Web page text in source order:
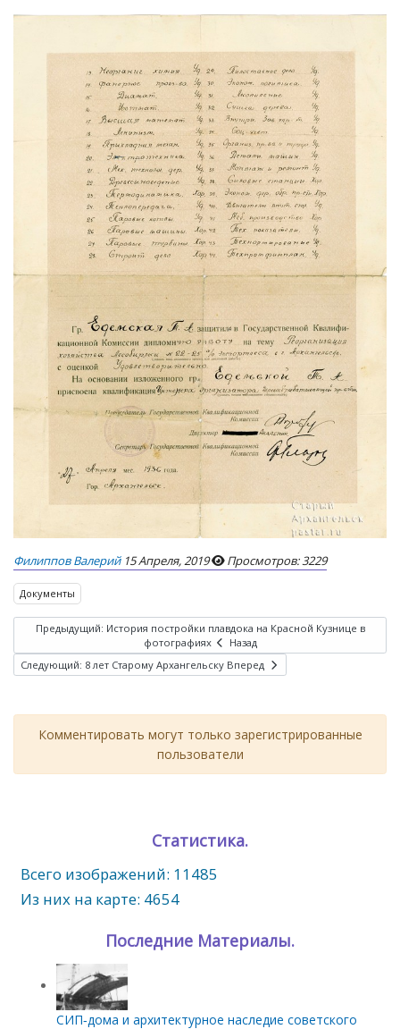
Филиппов Валерий 15 Апреля, 2019 Просмотров: 3229
Документы
Предыдущий: История постройки плавдока на Красной Кузнице в
фотографиях
Назад
Следующий: 8 лет Старому Архангельску Вперед
Комментировать могут только зарегистрированные
пользователи
Статистика.
Всего изображений: 11485
Из них на карте: 4654
Последние Материалы.
СИП‑дома и архитектурное наследие советского